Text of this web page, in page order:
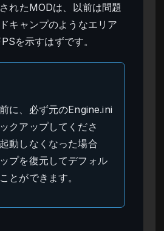
れたMODは、以前は問題
キャンプのようなエリア
を示すはずです。
に、必ず元のEngine.ini
クアップしてくださ
動しなくなった場合
プを復元してデフォル
とができます。